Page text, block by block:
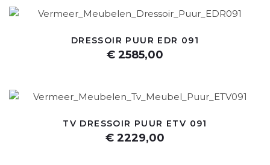
DRESSOIR PUUR EDR 091
€ 2585,00
TV DRESSOIR PUUR ETV 091
€ 2229,00